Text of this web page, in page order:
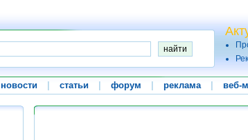
новости статьи форум реклама веб-